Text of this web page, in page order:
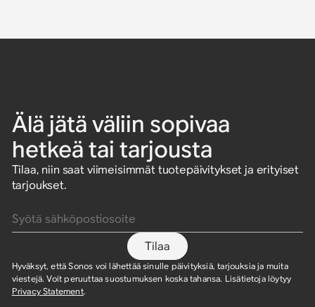
Älä jätä väliin sopivaa
hetkeä tai tarjousta
Tilaa, niin saat viimeisimmät tuotepäivitykset ja erityiset
tarjoukset.
Tilaa
Hyväksyt, että Sonos voi lähettää sinulle päivityksiä, tarjouksia ja muita
viestejä. Voit peruuttaa suostumuksen koska tahansa. Lisätietoja löytyy
Privacy Statement.